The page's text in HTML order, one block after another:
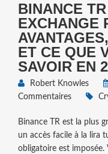
BINANCE
EXCHANGE
ET CE QUE
SAVOIR EN
Robert Knowles
Commentaires
Binance TR est la plus
un accès facile à la lira
obligatoire est imposée.